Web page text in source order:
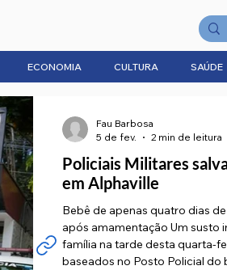
ECONOMIA CULTURA SAÚDE
Policiais Militares
em Alphaville
Bebê de apenas quatro dias
após amamentação Um susto
família na tarde desta quarta-
baseados no Posto Policial do
Fau Barbosa
5 de fev.
2 min de leitura